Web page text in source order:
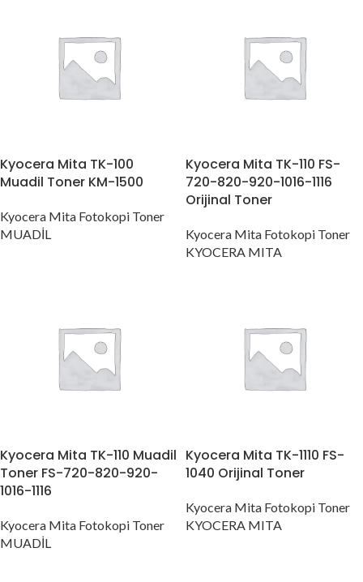
Kyocera Mita TK-100
Muadil Toner KM-1500
Kyocera Mita Fotokopi Toner
MUADİL
Kyocera Mita TK-110 FS-
720-820-920-1016-1116
Orijinal Toner
Kyocera Mita Fotokopi Toner
KYOCERA MITA
Kyocera Mita TK-110 Muadil
Toner FS-720-820-920-
1016-1116
Kyocera Mita Fotokopi Toner
MUADİL
Kyocera Mita TK-1110 FS-
1040 Orijinal Toner
Kyocera Mita Fotokopi Toner
KYOCERA MITA